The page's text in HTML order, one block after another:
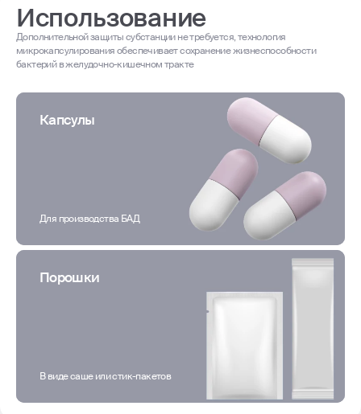
Использование
Дополнительной защиты субстанции не требуется, технология
микрокапсулирования обеспечивает сохранение жизнеспособности
бактерий в желудочно-кишечном тракте
Капсулы
Для производства БАД
Порошки
В виде саше или стик-пакетов